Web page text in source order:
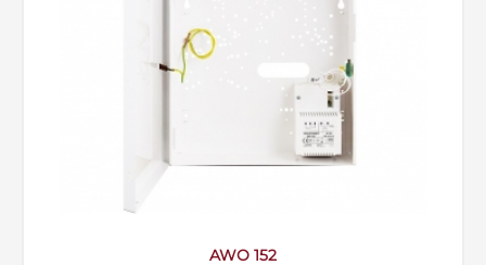
AWO 152